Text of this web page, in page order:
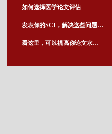
如何选择医学论文评估
发表你的SCI，解决这些问题就够了！
看这里，可以提高你论文水平的基金申报技巧！